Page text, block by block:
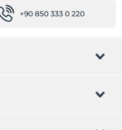
+90 850 333 0 220